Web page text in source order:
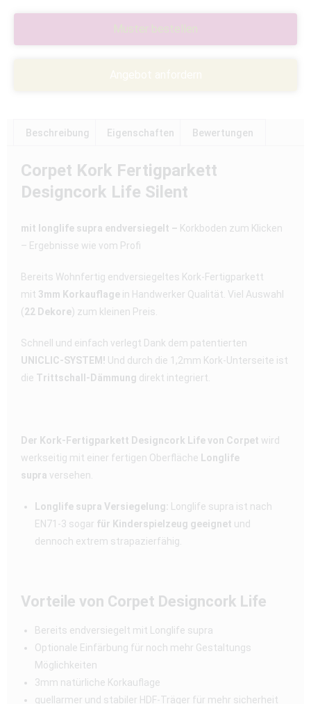
Beschreibung Eigenschaften Bewertungen
Corpet Kork Fertigparkett
Designcork Life Silent
mit longlife supra endversiegelt – Korkboden zum Klicken
– Ergebnisse wie vom Profi
Bereits Wohnfertig endversiegeltes Kork-Fertigparkett
mit 3mm Korkauflage in Handwerker Qualität. Viel Auswahl
(22 Dekore) zum kleinen Preis.
Schnell und einfach verlegt Dank dem patentierten
UNICLIC-SYSTEM! Und durch die 1,2mm Kork-Unterseite ist
die Trittschall-Dämmung direkt integriert.
Der Kork-Fertigparkett Designcork Life von Corpet wird
werkseitig mit einer fertigen Oberfläche
Longlife
supra versehen.
Longlife supra Versiegelung:
Longlife supra ist nach
EN71-3 sogar für Kinderspielzeug geeignet und
dennoch extrem strapazierfähig.
Vorteile von Corpet Designcork Life
Bereits endversiegelt mit Longlife supra
Optionale Einfärbung für noch mehr Gestaltungs
Möglichkeiten
3mm natürliche Korkauflage
quellarmer und stabiler HDF-Träger für mehr sicherheit